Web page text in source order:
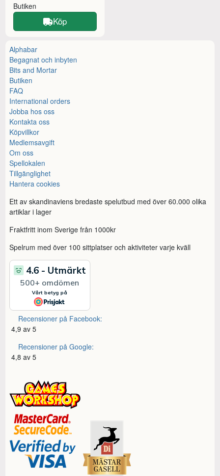
Butiken
Köp
Alphabar
Begagnat och inbyten
Bits and Mortar
Butiken
FAQ
International orders
Jobba hos oss
Kontakta oss
Köpvillkor
Medlemsavgift
Om oss
Spellokalen
Tillgänglighet
Hantera cookies
Ett av skandinaviens bredaste spelutbud med över 60.000 olika
artiklar i lager
Fraktfritt inom Sverige från 1000kr
Spelrum med över 100 sittplatser och aktiviteter varje kväll
Recensioner på Facebook:
4,9 av 5
Recensioner på Google:
4,8 av 5